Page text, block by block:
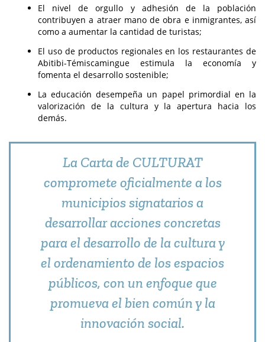
El nivel de orgullo y adhesión de la población
contribuyen a atraer mano de obra e inmigrantes, así
como a aumentar la cantidad de turistas;
El uso de productos regionales en los restaurantes de
Abitibi-Témiscamingue estimula la economía y
fomenta el desarrollo sostenible;
La educación desempeña un papel primordial en la
valorización de la cultura y la apertura hacia los
demás.
La Carta de CULTURAT
compromete oficialmente a los
municipios signatarios a
desarrollar acciones concretas
para el desarrollo de la cultura y
el ordenamiento de los espacios
públicos, con un enfoque que
promueva el bien común y la
innovación social.